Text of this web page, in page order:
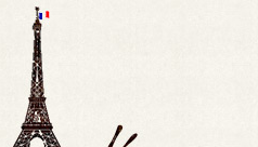
◆ビストロヌ
よりお知らせ
トロヌー“bistrot
お知らせします。フ
店の新メニューや
荷情報、メディア